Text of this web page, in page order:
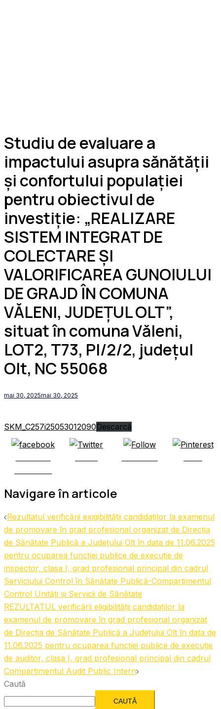
Studiu de evaluare a
impactului asupra sănătății
și confortului populației
pentru obiectivul de
investiție: „REALIZARE
SISTEM INTEGRAT DE
COLECTARE ȘI
VALORIFICAREA GUNOIULUI
DE GRAJD ÎN COMUNA
VĂLENI, JUDEȚUL OLT”,
situat în comuna Văleni,
LOT2, T73, Pl/2/2, județul
Olt, NC 55068
mai 30, 2025mai 30, 2025
SKM_C257i25053012090Descarcă
Navigare în articole
Rezultatul verificării exigibilității candidaților la examenul
de promovare în grad profesional organizat de Direcția
de Sănătate Publică a Județului Olt în data de 11.06.2025
pentru ocuparea funcției publice de execuție de
inspector, clasa I, grad profesional principal din cadrul
Serviciului Control în Sănătate Publică-Compartimentul
Control Unități și Servicii de Sănătate
REZULTATUL verificării eligibilității candidaților la
examenul de promovare în grad profesional organizat
de Direcția de Sănătate Publică a Județului Olt în data de
11.06.2025 pentru ocuparea funcției publice de execuție
de auditor, clasa I, grad profesional principal din cadrul
Compartimentul Audit Public Intern
Caută
CAUTĂ